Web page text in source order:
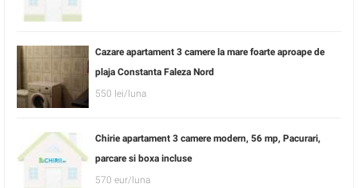
Cazare apartament 3 camere la mare foarte aproape de
plaja Constanta Faleza Nord
550 lei/luna
Chirie apartament 3 camere modern, 56 mp, Pacurari,
parcare si boxa incluse
570 eur/luna